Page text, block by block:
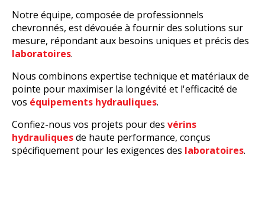
Notre équipe, composée de professionnels
chevronnés, est dévouée à fournir des solutions sur
mesure, répondant aux besoins uniques et précis des
laboratoires.
Nous combinons expertise technique et matériaux de
pointe pour maximiser la longévité et l'efficacité de
vos équipements hydrauliques.
Confiez-nous vos projets pour des vérins
hydrauliquesde haute performance, conçus
spécifiquement pour les exigences des laboratoires.